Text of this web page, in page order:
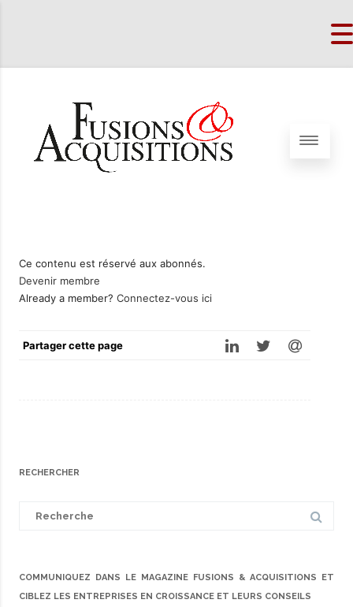
Ce contenu est réservé aux abonnés.
Devenir membre
Already a member? Connectez-vous ici
Partager cette page
RECHERCHER
COMMUNIQUEZ DANS LE MAGAZINE FUSIONS & ACQUISITIONS ET
CIBLEZ LES ENTREPRISES EN CROISSANCE ET LEURS CONSEILS